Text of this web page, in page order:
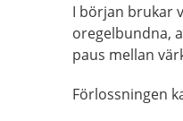
I början brukar
oregelbundna,
paus mellan
Förlossningen